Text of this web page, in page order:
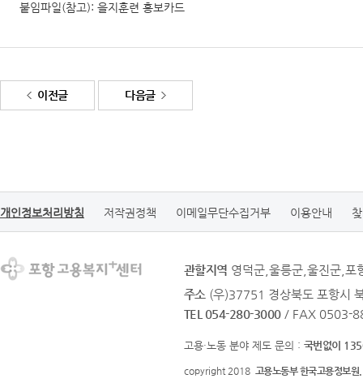
붙임파일(참고): 을지훈련 홍보카드
이전글 다음글
개인정보처리방침 저작권정책 이메일무단수집거부 이용안내
관할지역 영덕군,울릉군,울진군,포
주소 (우)37751 경상북도 포항시
TEL 054-280-3000 / FAX 0503-
고용·노동 분야 제도 문의 : 국번없이
copyright 2018 고용노동부 한국고용정보원.